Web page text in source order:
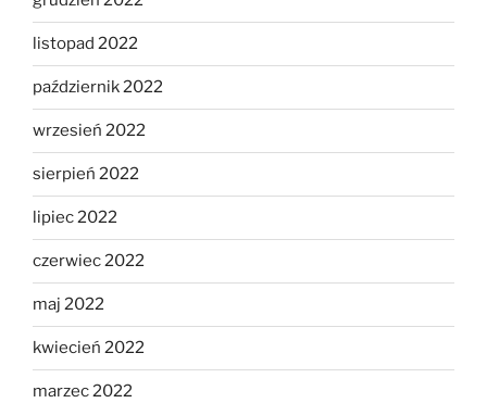
listopad 2022
październik 2022
wrzesień 2022
sierpień 2022
lipiec 2022
czerwiec 2022
maj 2022
kwiecień 2022
marzec 2022